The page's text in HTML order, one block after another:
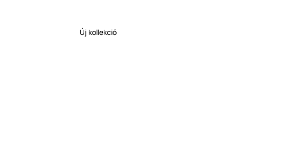
Új kollekció